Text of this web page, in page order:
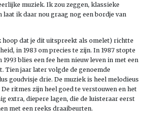
muziek. Ik zou zeggen, klassieke
laat ik daar nou graag nog een bordje van
hoop dat je dit uitspreekt als omelet) richtte
in 1983 om precies te zijn. In 1987 stopte
blies een fee hem nieuw leven in met een
Tien jaar later volgde de genoemde
goudvisje drie. De muziek is heel melodieus
ritmes zijn heel goed te verstouwen en het
extra, diepere lagen, die de luisteraar eerst
met een reeks draaibeurten.